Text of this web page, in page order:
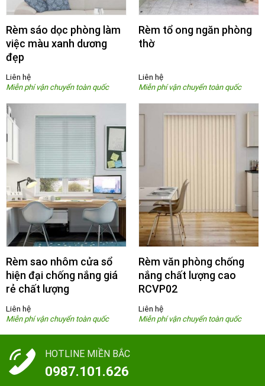
Rèm sáo dọc phòng làm
việc màu xanh dương
đẹp
Liên hệ
Rèm tổ ong ngăn phòng
thờ
Liên hệ
Rèm sao nhôm cửa sổ
hiện đại chống nắng giá
rẻ chất lượng
Liên hệ
Rèm văn phòng chống
nắng chất lượng cao
RCVP02
Liên hệ
HOTLINE MIỀN BẮC
0987.101.626